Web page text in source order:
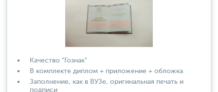
Качество "Гознак"
В комплекте диплом + приложение + обложка
Заполнение, как в ВУЗе, оригинальная печать и
подписи